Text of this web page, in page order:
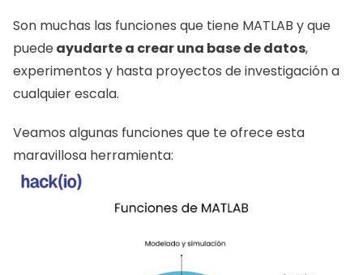
Son muchas las funciones que tiene MATLAB y que
puede ayudarte a crear una base de datos,
experimentos y hasta proyectos de investigación a
cualquier escala.
Veamos algunas funciones que te ofrece esta
maravillosa herramienta: